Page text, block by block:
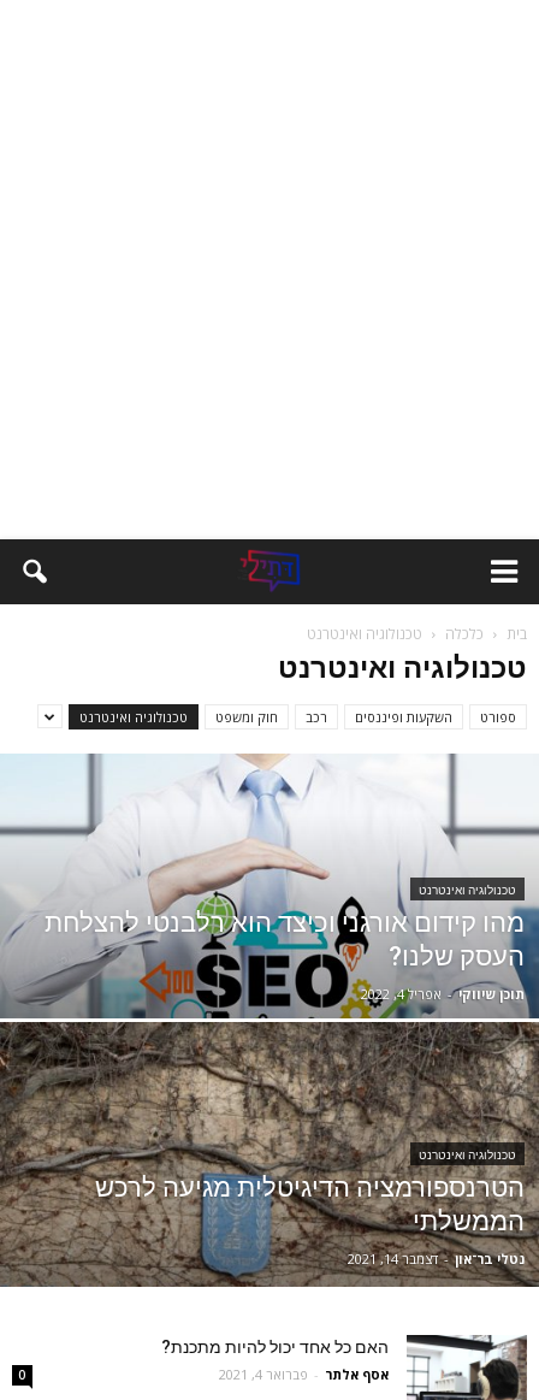
בית כלכלה טכנולוגיה ואינטרנט
טכנולוגיה ואינטרנט
ספורט השקעות ופיננסים רכב חוק ומשפט טכנולוגיה ואינטרנט
טכנולוגיה ואינטרנט
מהו קידום אורגני וכיצד הוא רלבנטי להצלחת
העסק שלנו?
תוכן שיווקי - אפריל 4, 2022
טכנולוגיה ואינטרנט
הטרנספורמציה הדיגיטלית מגיעה לרכש
הממשלתי
נטלי בר־און - דצמבר 14, 2021
האם כל אחד יכול להיות מתכנת?
אסף אלתר - פברואר 4, 2021 0